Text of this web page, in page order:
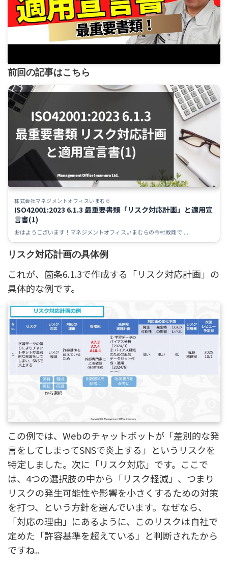
前回の記事はこちら
株式会社マネジメントオフィスいまむら
ISO42001:2023 6.1.3 最重要書類「リスク対応計画」と適用宣
言書(1)
おはようございます！マネジメントオフィスいまむらの今村敦剛で ...
リスク対応計画の具体例
これが、箇条6.1.3で作成する「リスク対応計画」の
具体的な例です。
この例では、Webのチャットボットが「差別的な発
言をしてしまってSNSで炎上する」というリスクを
特定しました。次に「リスク対応」です。ここで
は、4つの選択肢の中から「リスク軽減」、つまり
リスクの発生可能性や影響を小さくするための対策
を打つ、という方針を選んでいます。なぜなら、
「対応の理由」にあるように、このリスクは自社で
定めた「許容基準を超えている」と判断されたから
ですね。